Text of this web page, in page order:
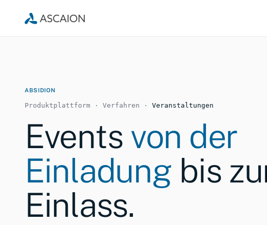
ABSIDION
Produktplattform · Verfahren · Veranstaltungen
Events von der
Einladung bis
Einlass.